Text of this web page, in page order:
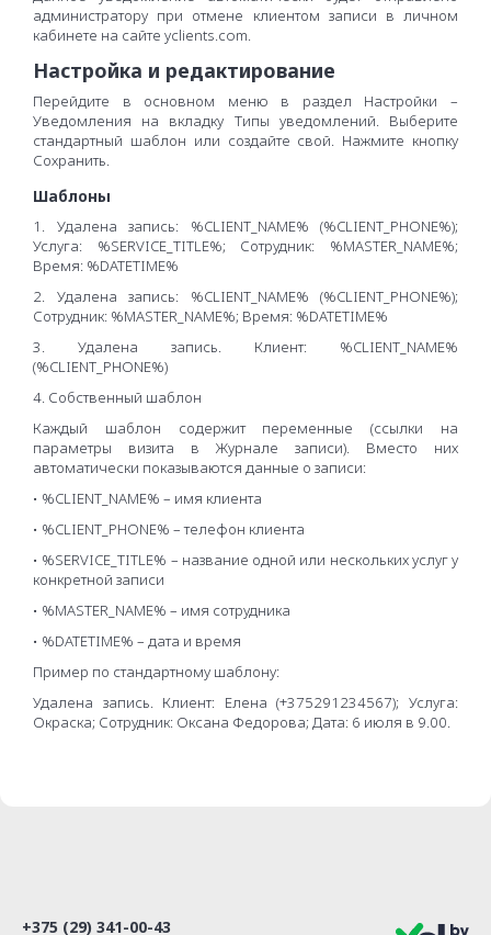
администратору при отмене клиентом записи в личном
кабинете на сайте yclients.com.
Настройка и редактирование
Перейдите в основном меню в раздел Настройки –
Уведомления на вкладку Типы уведомлений. Выберите
стандартный шаблон или создайте свой. Нажмите кнопку
Сохранить.
Шаблоны
1. Удалена запись: %CLIENT_NAME% (%CLIENT_PHONE%);
Услуга: %SERVICE_TITLE%; Сотрудник: %MASTER_NAME%;
Время: %DATETIME%
2. Удалена запись: %CLIENT_NAME% (%CLIENT_PHONE%);
Сотрудник: %MASTER_NAME%; Время: %DATETIME%
3. Удалена запись. Клиент: %CLIENT_NAME%
(%CLIENT_PHONE%)
4. Собственный шаблон
Каждый шаблон содержит переменные (ссылки на
параметры визита в Журнале записи). Вместо них
автоматически показываются данные о записи:
• %CLIENT_NAME% – имя клиента
• %CLIENT_PHONE% – телефон клиента
• %SERVICE_TITLE% – название одной или нескольких услуг у
конкретной записи
• %MASTER_NAME% – имя сотрудника
• %DATETIME% – дата и время
Пример по стандартному шаблону:
Удалена запись. Клиент: Елена (+375291234567); Услуга:
Окраска; Сотрудник: Оксана Федорова; Дата: 6 июля в 9.00.
+375 (29) 341-00-43